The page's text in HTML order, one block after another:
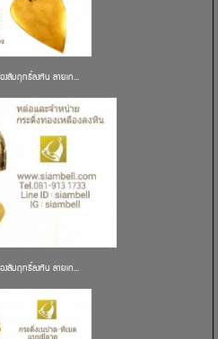
งสัมฤทธิ์ลงหิน ลายเก...
งสัมฤทธิ์ลงหิน ลายเก...